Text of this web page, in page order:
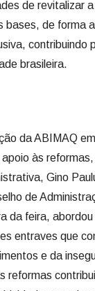
de revitalizar
bases, de forma
contribuindo
brasileira.
da ABIMAQ
às
Gino
de
da feira,
entraves que
e da
reformas